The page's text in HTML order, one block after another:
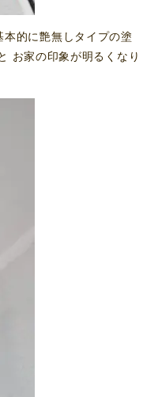
的に艶無しタイプの塗
お家の印象が明るくなり